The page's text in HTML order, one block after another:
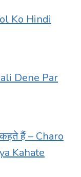
Ko Hindi
Dene Par
कहते हैं – Charo
Kahate